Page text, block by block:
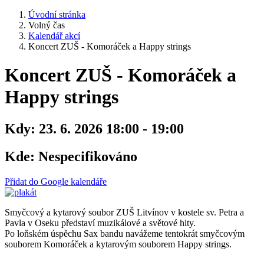
Úvodní stránka
Volný čas
Kalendář akcí
Koncert ZUŠ - Komoráček a Happy strings
Koncert ZUŠ - Komoráček a
Happy strings
Kdy: 23. 6. 2026 18:00 - 19:00
Kde: Nespecifikováno
Přidat do Google kalendáře
Smyčcový a kytarový soubor ZUŠ Litvínov v kostele sv. Petra a
Pavla v Oseku představí muzikálové a světové hity.
Po loňském úspěchu Sax bandu navážeme tentokrát smyčcovým
souborem Komoráček a kytarovým souborem Happy strings.